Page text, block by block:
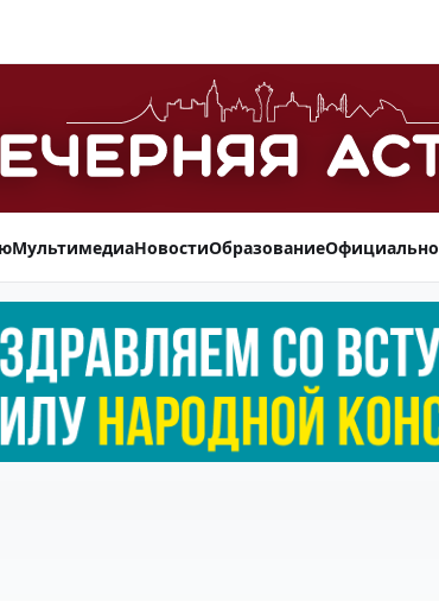
МультимедиаНовостиОбразованиеОфициально